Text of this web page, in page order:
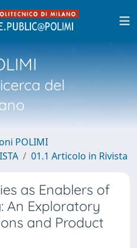
del
POLIMI
01.1 Articolo in Rivista
as Enablers of
An Exploratory
and Product